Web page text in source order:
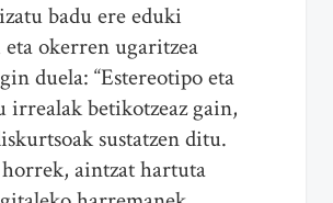
badu ere eduki
okerren ugaritzea
duela: “Estereotipo eta
irrealak betikotzeaz gain,
sustatzen ditu.
aintzat hartuta